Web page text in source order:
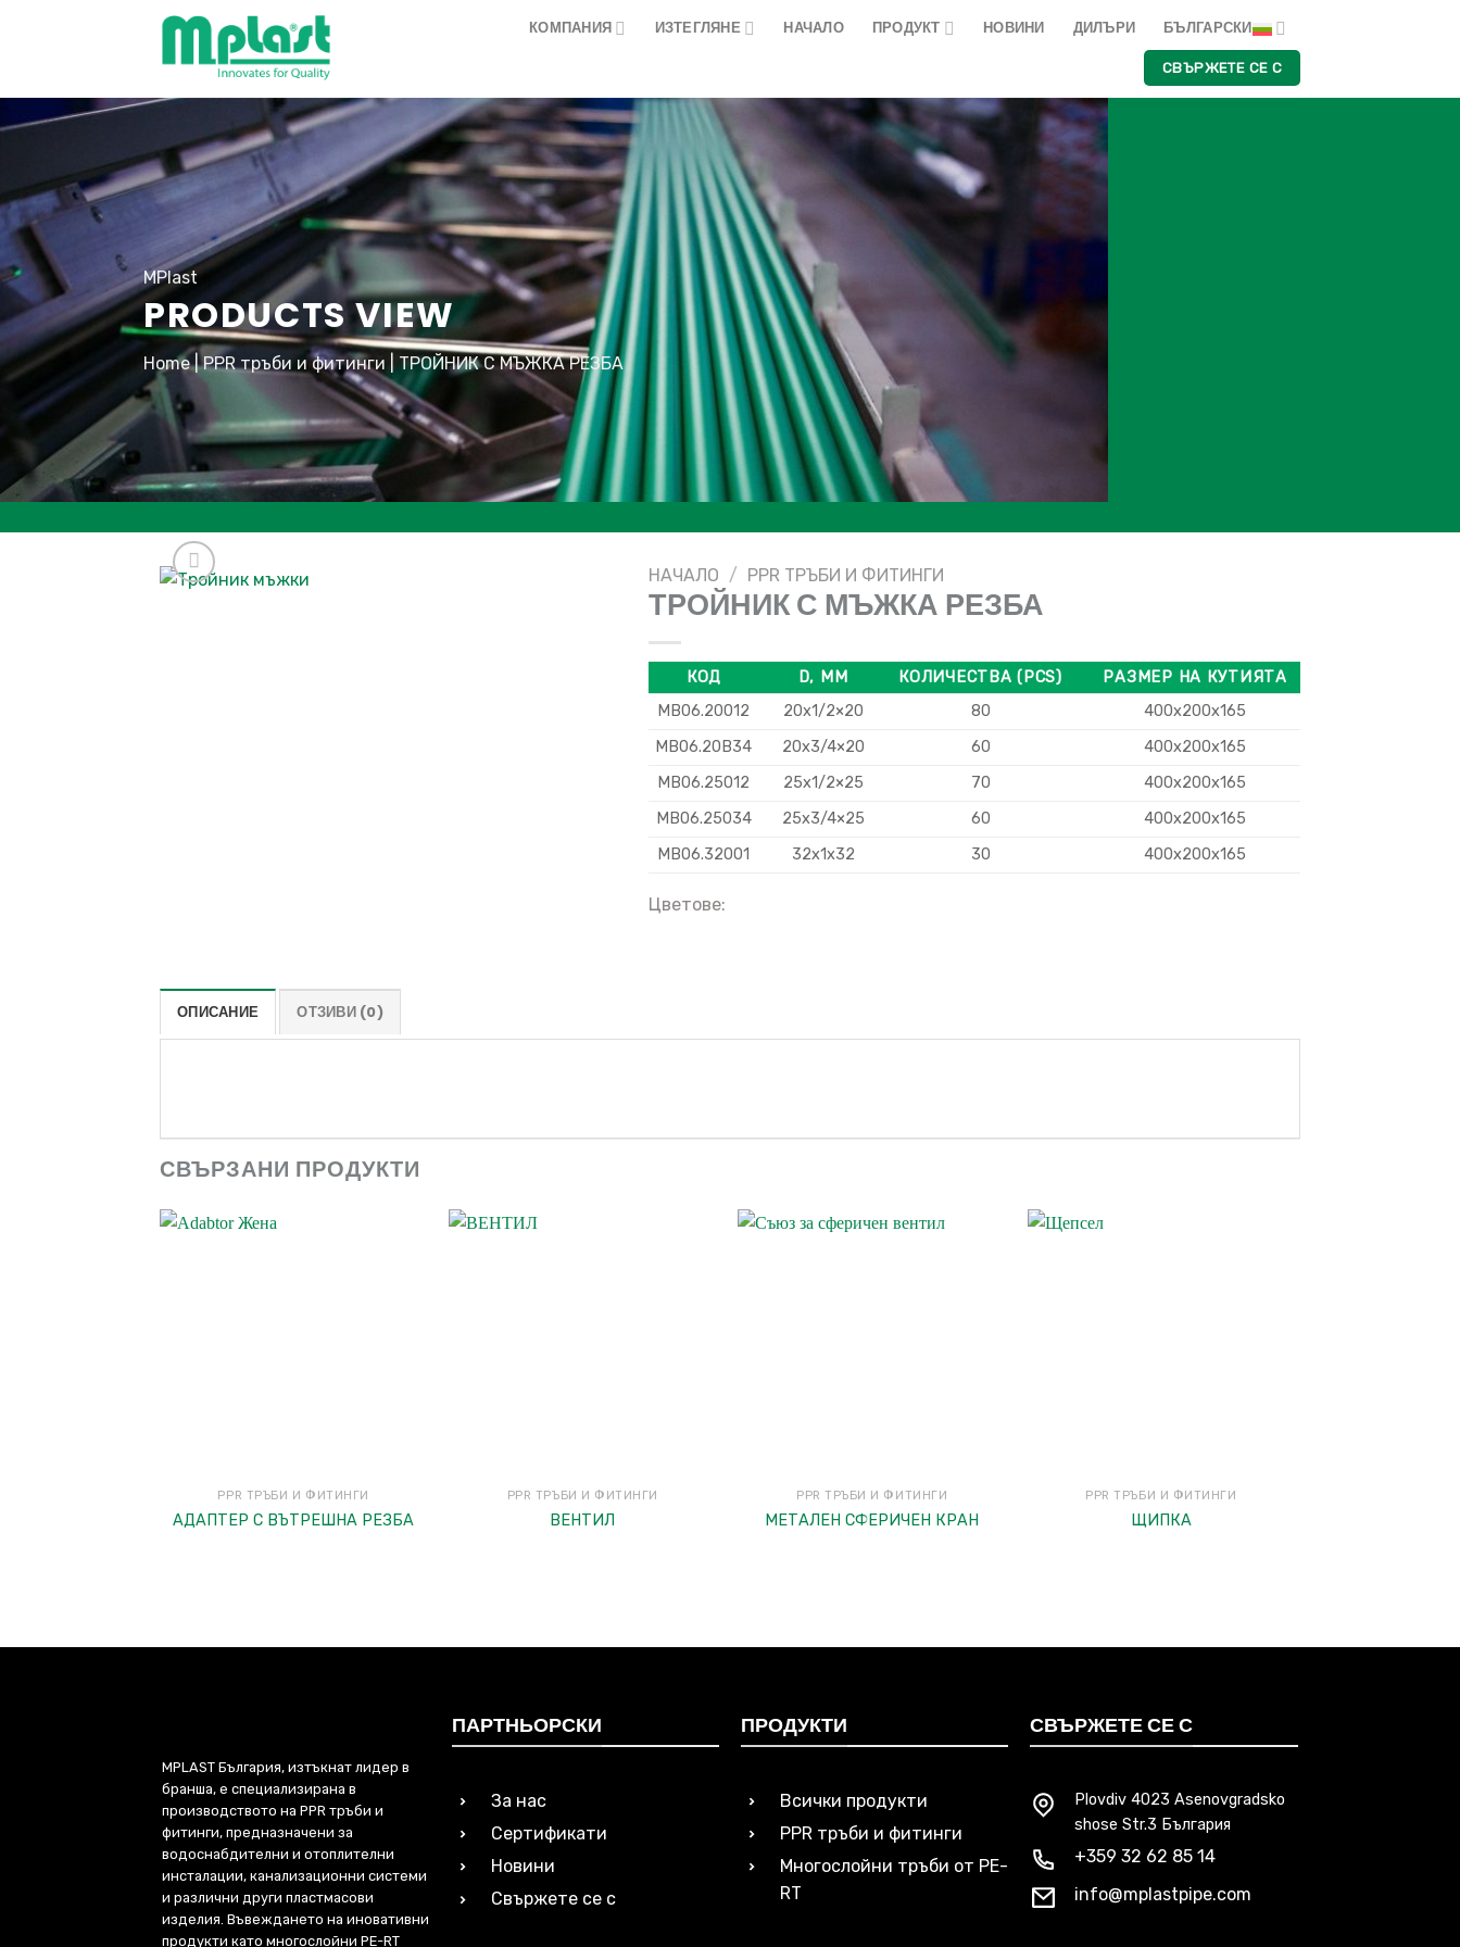
КОМПАНИЯ ИЗТЕГЛЯНЕ НАЧАЛО ПРОДУКТ НОВИНИ ДИЛЪРИ БЪЛГАРСКИ
СВЪРЖЕТЕ СЕ С
MPlast
PRODUCTS VIEW
Home|PPR тръби и фитинги |ТРОЙНИК С МЪЖКА РЕЗБА
НАЧАЛО / PPR ТРЪБИ И ФИТИНГИ
ТРОЙНИК С МЪЖКА РЕЗБА
КОД D, MM КОЛИЧЕСТВА (PCS)
РАЗМЕР НА КУТИЯТА
MB06.20012
20х1/2×20 80
400x200x165
МВ06.20В34
20х3/4×20 60
400x200x165
MB06.25012
25х1/2×25 70
400x200x165
MB06.25034
25х3/4×25 60
400x200x165
MB06.32001
32x1x32 30 400x200x165
Цветове:
ОПИСАНИЕ ОТЗИВИ (0)
СВЪРЗАНИ ПРОДУКТИ
PPR ТРЪБИ И ФИТИНГИ
АДАПТЕР С ВЪТРЕШНА РЕЗБА
PPR ТРЪБИ И ФИТИНГИ
ВЕНТИЛ
PPR ТРЪБИ И ФИТИНГИ
МЕТАЛЕН СФЕРИЧЕН КРАН
PPR ТРЪБИ И ФИТИНГИ
ЩИПКА
MPLAST България, изтъкнат лидер в
бранша, е специализирана в
производството на PPR тръби и
фитинги, предназначени за
водоснабдителни и отоплителни
инсталации, канализационни системи
и различни други пластмасови
изделия. Въвеждането на иновативни
продукти като многослойни PE-RT
ПАРТНЬОРСКИ
За нас
Сертификати
Новини
Свържете се с
ПРОДУКТИ
Всички продукти
PPR тръби и фитинги
Многослойни тръби от PE-
RT
СВЪРЖЕТЕ СЕ С
Plovdiv 4023 Asenovgradsko
shose Str.3 България
+359 32 62 85 14
info@mplastpipe.com